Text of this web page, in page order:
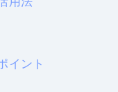
イント